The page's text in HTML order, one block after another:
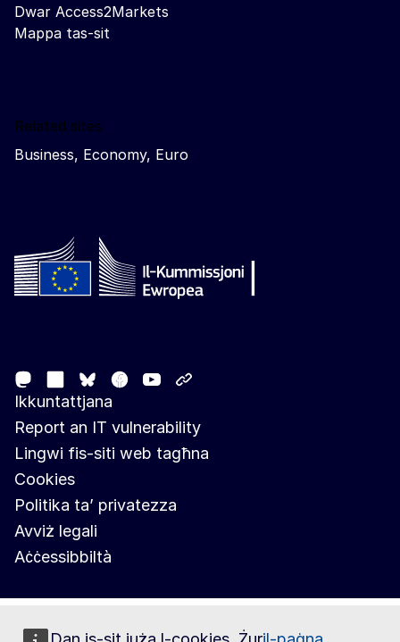
Dwar Access2Markets
Mappa tas-sit
Related sites
Business, Economy, Euro
MastodonLinkedIn
Bluesky
Facebook
Youtube
Ikkuntattjana
Report an IT vulnerability
Lingwi fis-siti web tagħna
Cookies
Politika ta’ privatezza
Avviż legali
Aċċessibbiltà